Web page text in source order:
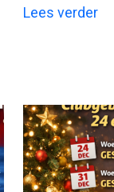
Lees verder